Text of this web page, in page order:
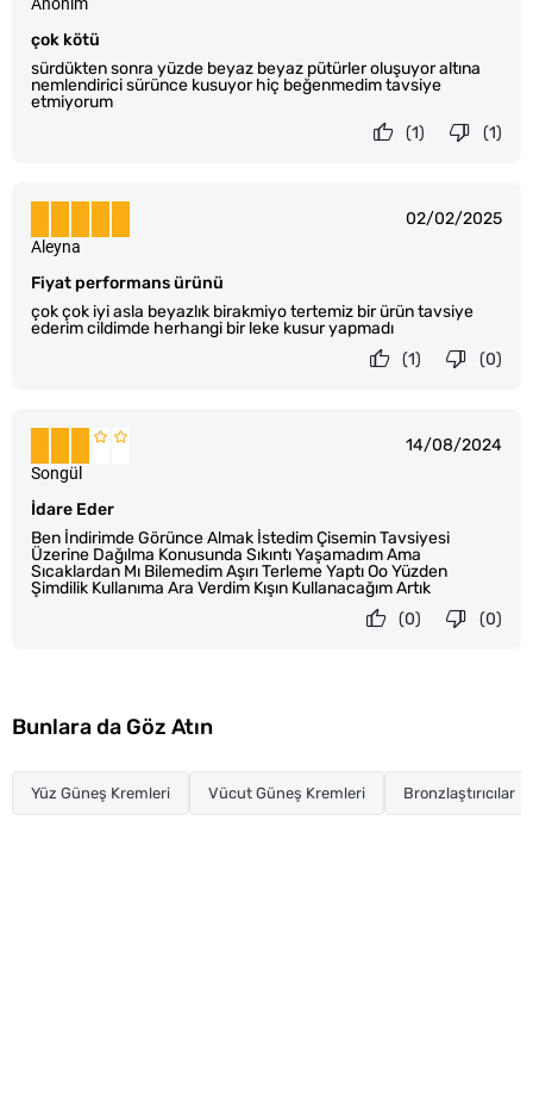
çok kötü
sürdükten sonra yüzde beyaz beyaz pütürler oluşuyor altına
nemlendirici sürünce kusuyor hiç beğenmedim tavsiye
etmiyorum
(1)
(1)
02/02/2025
Fiyat performans ürünü
çok çok iyi asla beyazlık birakmiyo tertemiz bir ürün tavsiye
ederim cildimde herhangi bir leke kusur yapmadı
Aleyna
(0)
(1)
14/08/2024
İdare Eder
Ben İndirimde Görünce Almak İstedim Çisemin Tavsiyesi
Üzerine Dağılma Konusunda Sıkıntı Yaşamadım Ama
Sıcaklardan Mı Bilemedim Aşırı Terleme Yaptı Oo Yüzden
Şimdilik Kullanıma Ara Verdim Kışın Kullanacağım Artık
Songül
(0)
(0)
Bunlara da Göz Atın
Yüz Güneş Kremleri Vücut Güneş Kremleri Bronzlaştırıcılar